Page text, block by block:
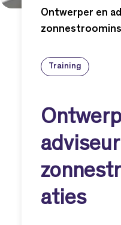
Ontwerper en
Training
adviseur
aties